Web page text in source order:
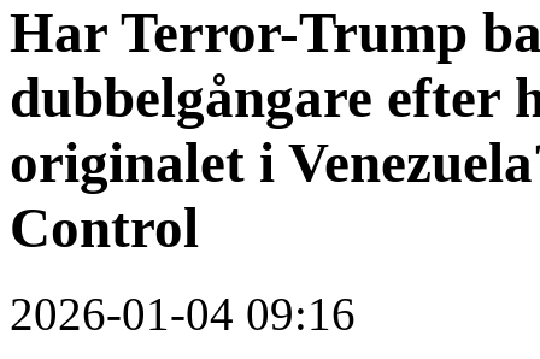
Har Terror-Trump
dubbelgångare efter
originalet i
Control
2026-01-04 09:16